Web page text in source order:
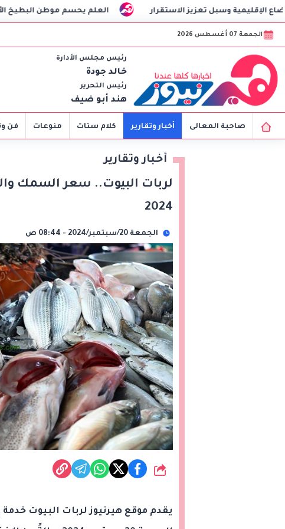
العلم يحسم موطن البطيخ الأصلي تعزيز الاستقرار
الجمعة 07 أغسطس 2026
رئيس مجلس الأدارة
خالد جودة
رئيس التحرير
هند أبو ضيف
صاحبة المعالى أخبار وتقارير كلام ستات منوعات فن
أخبار وتقارير
2024
الجمعة 20/سبتمبر/2024 - 08:44 ص
شارك
يقدم موقع هيرنيوز لربات البيوت